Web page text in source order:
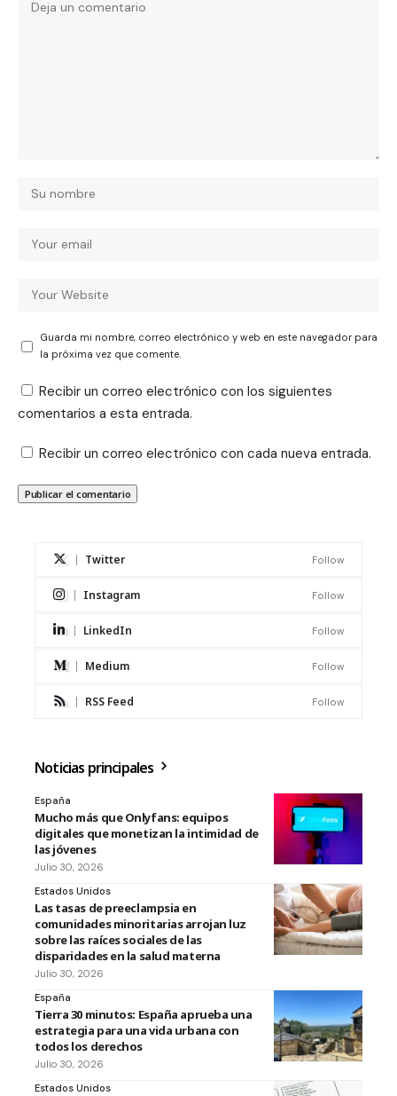
Guarda mi nombre, correo electrónico y web en este navegador para
la próxima vez que comente.
Recibir un correo electrónico con los siguientes
comentarios a esta entrada.
Recibir un correo electrónico con cada nueva entrada.
Twitter Follow
Instagram Follow
LinkedIn Follow
Medium Follow
RSS Feed Follow
Noticias principales
España
Mucho más que Onlyfans: equipos
digitales que monetizan la intimidad de
las jóvenes
Julio 30, 2026
Estados Unidos
Las tasas de preeclampsia en
comunidades minoritarias arrojan luz
sobre las raíces sociales de las
disparidades en la salud materna
Julio 30, 2026
España
Tierra 30 minutos: España aprueba una
estrategia para una vida urbana con
todos los derechos
Julio 30, 2026
Estados Unidos